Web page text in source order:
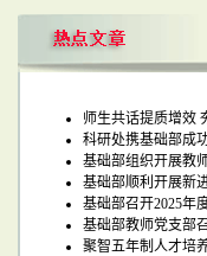
师生共话提质增效
科研处携基础部成
基础部组织开展教
基础部顺利开展新
基础部召开2025年
基础部教师党支部
聚智五年制人才培